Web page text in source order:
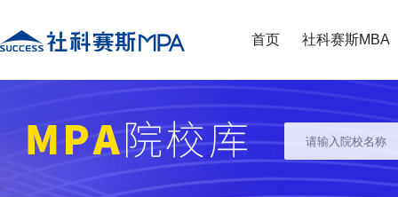
首页 社科赛斯MBA